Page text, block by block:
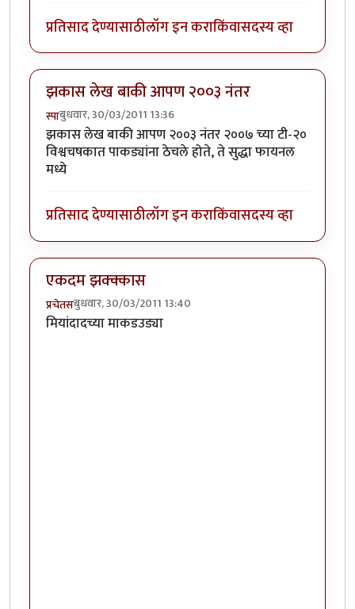
प्रतिसाद देण्यासाठीलॉग इन कराकिंवासदस्य व्हा
झकास लेख बाकी आपण २००३ नंतर
स्पाबुधवार, 30/03/2011 13:36
झकास लेख बाकी आपण २००३ नंतर २००७ च्या टी-२०
विश्वचषकात पाकड्यांना ठेचले होते, ते सुद्धा फायनल
मध्ये
प्रतिसाद देण्यासाठीलॉग इन कराकिंवासदस्य व्हा
एकदम झक्क्कास
प्रचेतसबुधवार, 30/03/2011 13:40
मियांदादच्या माकडउड्या